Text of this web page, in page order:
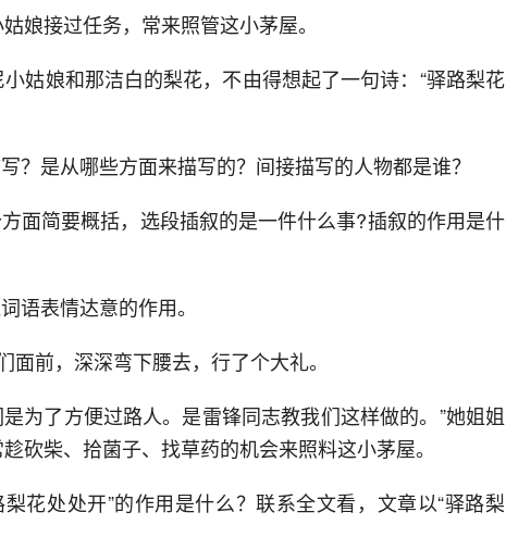
娘接过任务，常来照管这小茅屋。
姑娘和那洁白的梨花，不由得想起了一句诗：“驿路梨花
？是从哪些方面来描写的？间接描写的人物都是谁？
面简要概括，选段插叙的是一件什么事?插叙的作用是什
语表情达意的作用。
面前，深深弯下腰去，行了个大礼。
是为了方便过路人。是雷锋同志教我们这样做的。”她姐姐
砍柴、拾菌子、找草药的机会来照料这小茅屋。
花处处开”的作用是什么？联系全文看，文章以“驿路梨